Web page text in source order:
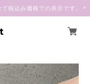
税込み価格での表示です。＊